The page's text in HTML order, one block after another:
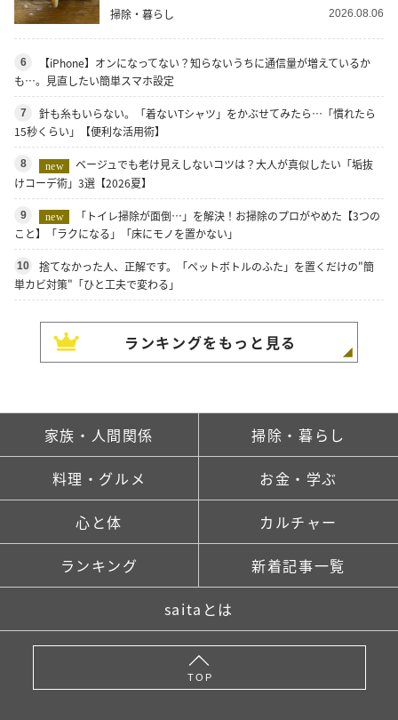
掃除・暮らし 2026.08.06
6
【iPhone】オンになってない？知らないうちに通信量が増えているか
も…。見直したい簡単スマホ設定
7
針も糸もいらない。「着ないTシャツ」をかぶせてみたら…「慣れたら
15秒くらい」【便利な活用術】
8 new
ベージュでも老け見えしないコツは？大人が真似したい「垢抜
けコーデ術」3選【2026夏】
9 new
「トイレ掃除が面倒…」を解決！お掃除のプロがやめた【3つの
こと】「ラクになる」「床にモノを置かない」
10
捨てなかった人、正解です。「ペットボトルのふた」を置くだけの"簡
単カビ対策"「ひと工夫で変わる」
ランキングをもっと見る
家族・人間関係 掃除・暮らし
料理・グルメ お金・学ぶ
心と体 カルチャー
ランキング 新着記事一覧
saitaとは
TOP